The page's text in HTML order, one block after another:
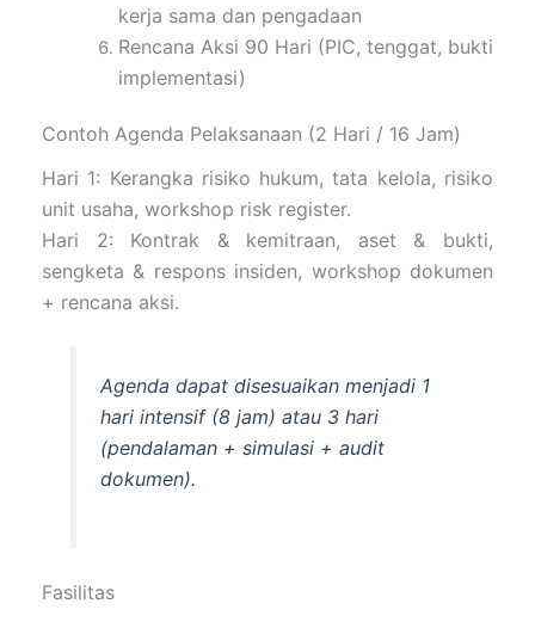
kerja sama dan pengadaan
Rencana Aksi 90 Hari (PIC, tenggat, bukti
implementasi)
Contoh Agenda Pelaksanaan (2 Hari / 16 Jam)
Hari 1: Kerangka risiko hukum, tata kelola, risiko
unit usaha, workshop risk register.
Hari 2: Kontrak & kemitraan, aset & bukti,
sengketa & respons insiden, workshop dokumen
+ rencana aksi.
Agenda dapat disesuaikan menjadi 1
hari intensif (8 jam) atau 3 hari
(pendalaman + simulasi + audit
dokumen).
Fasilitas